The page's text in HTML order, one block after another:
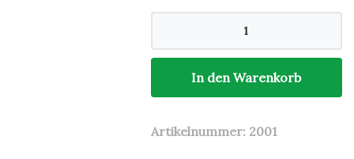
Zilavka
Menge
In den Warenkorb
Artikelnummer: 2001